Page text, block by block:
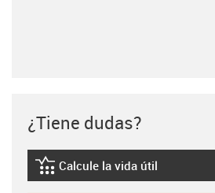
¿Tiene dudas?
igus-icon-lebensdauerrechner
Calcule la vida útil